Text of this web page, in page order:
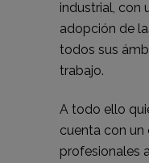
industrial, con
adopción de
todos sus
trabajo.
A todo ello
cuenta con
profesionales